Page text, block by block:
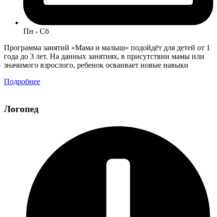
Пн - Сб
Программа занятий «Мама и малыш» подойдёт для детей от 1
года до 3 лет. На данных занятиях, в присутствии мамы или
значимого взрослого, ребенок осваивает новые навыки
Подробнее
Логопед